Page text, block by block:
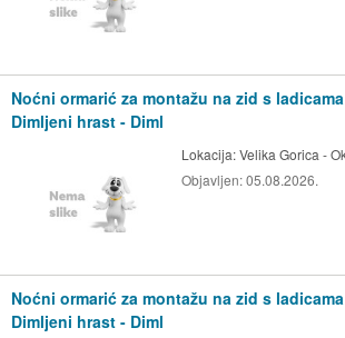
Noćni ormarić za montažu na zid s
Dimljeni hrast - Diml
Lokacija:Velika Gorica -
Objavljen:05.08.2026.
Noćni ormarić za montažu na zid s
Dimljeni hrast - Diml